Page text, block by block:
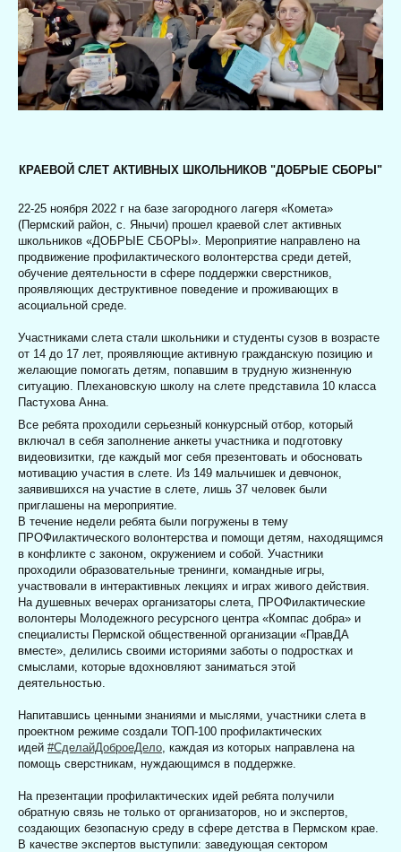
КРАЕВОЙ СЛЕТ АКТИВНЫХ ШКОЛЬНИКОВ "ДОБРЫЕ СБОРЫ"
22-25 ноября 2022 г на базе загородного лагеря «Комета»
(Пермский район, с. Янычи) прошел краевой слет активных
школьников «ДОБРЫЕ СБОРЫ». Мероприятие направлено на
продвижение профилактического волонтерства среди детей,
обучение деятельности в сфере поддержки сверстников,
проявляющих деструктивное поведение и проживающих в
асоциальной среде.
Участниками слета стали школьники и студенты сузов в возрасте
от 14 до 17 лет, проявляющие активную гражданскую позицию и
желающие помогать детям, попавшим в трудную жизненную
ситуацию. Плехановскую школу на слете представила 10 класса
Пастухова Анна.
Все ребята проходили серьезный конкурсный отбор, который
включал в себя заполнение анкеты участника и подготовку
видеовизитки, где каждый мог себя презентовать и обосновать
мотивацию участия в слете. Из 149 мальчишек и девчонок,
заявившихся на участие в слете, лишь 37 человек были
приглашены на мероприятие.
В течение недели ребята были погружены в тему
ПРОФилактического волонтерства и помощи детям, находящимся
в конфликте с законом, окружением и собой. Участники
проходили образовательные тренинги, командные игры,
участвовали в интерактивных лекциях и играх живого действия.
На душевных вечерах организаторы слета, ПРОФилактические
волонтеры Молодежного ресурсного центра «Компас добра» и
специалисты Пермской общественной организации «ПравДА
вместе», делились своими историями заботы о подростках и
смыслами, которые вдохновляют заниматься этой
деятельностью.
Напитавшись ценными знаниями и мыслями, участники слета в
проектном режиме создали ТОП-100 профилактических
идей #СделайДоброеДело, каждая из которых направлена на
помощь сверстникам, нуждающимся в поддержке.
На презентации профилактических идей ребята получили
обратную связь не только от организаторов, но и экспертов,
создающих безопасную среду в сфере детства в Пермском крае.
В качестве экспертов выступили: заведующая сектором